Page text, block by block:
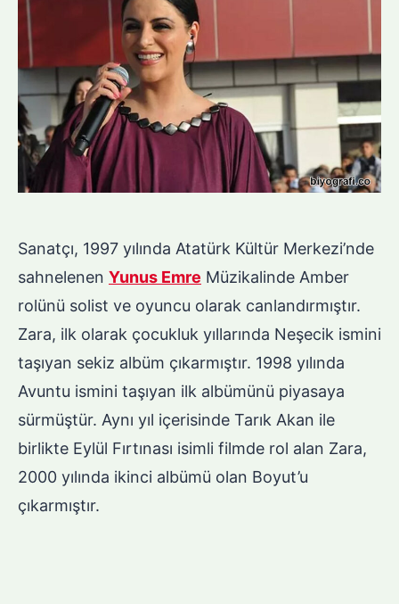
Sanatçı, 1997 yılında Atatürk Kültür Merkezi’nde
sahnelenen Yunus Emre Müzikalinde Amber
rolünü solist ve oyuncu olarak canlandırmıştır.
Zara, ilk olarak çocukluk yıllarında Neşecik ismini
taşıyan sekiz albüm çıkarmıştır. 1998 yılında
Avuntu ismini taşıyan ilk albümünü piyasaya
sürmüştür. Aynı yıl içerisinde Tarık Akan ile
birlikte Eylül Fırtınası isimli filmde rol alan Zara,
2000 yılında ikinci albümü olan Boyut’u
çıkarmıştır.